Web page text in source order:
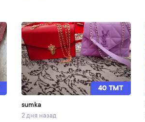
40 TMT
sumka
2 дня назад